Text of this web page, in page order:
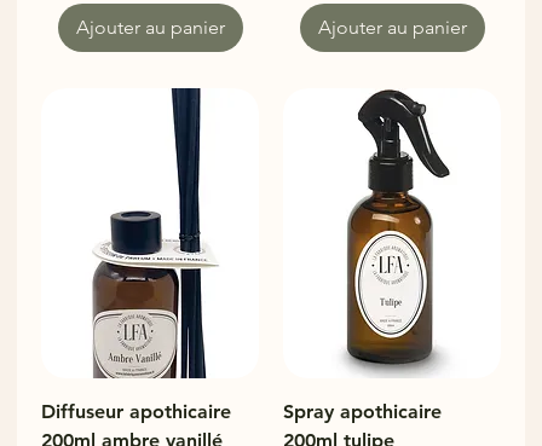
Ajouter au panier Ajouter au panier
Diffuseur apothicaire
200ml ambre vanillé
Spray apothicaire
200ml tulipe